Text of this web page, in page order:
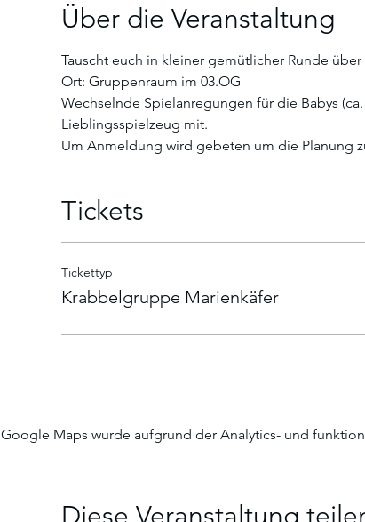
Über die Veranstaltung
Tauscht euch in kleiner gemütlicher Runde
Ort: Gruppenraum im 03.OG
Wechselnde Spielanregungen für die Babys
Lieblingsspielzeug mit.
Um Anmeldung wird gebeten um die Planung
Tickets
Tickettyp
Krabbelgruppe Marienkäfer
Google Maps wurde aufgrund der Analytics- und